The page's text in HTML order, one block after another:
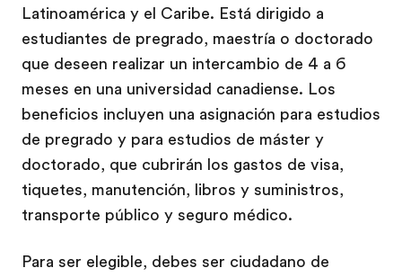
Latinoamérica y el Caribe. Está dirigido a
estudiantes de pregrado, maestría o doctorado
que deseen realizar un intercambio de 4 a 6
meses en una universidad canadiense. Los
beneficios incluyen una asignación para estudios
de pregrado y para estudios de máster y
doctorado, que cubrirán los gastos de visa,
tiquetes, manutención, libros y suministros,
transporte público y seguro médico.
Para ser elegible, debes ser ciudadano de